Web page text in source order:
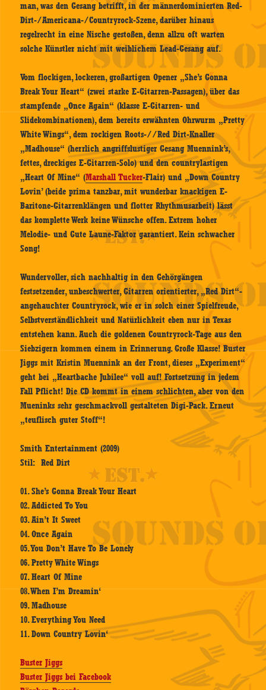
man, was den Gesang betrifft, in der männerdominierten Red-
Dirt-/Americana-/Countryrock-Szene, darüber hinaus
regelrecht in eine Nische gestoßen, denn allzu oft warten
solche Künstler nicht mit weiblichem Lead-Gesang auf.
Vom flockigen, lockeren, großartigen Opener „She’s Gonna
Break Your Heart“ (zwei starke E-Gitarren-Passagen), über das
stampfende „Once Again“ (klasse E-Gitarren- und
Slidekombinationen), dem bereits erwähnten Ohrwurm „Pretty
White Wings“, dem rockigen Roots-//Red Dirt-Knaller
„Madhouse“ (herrlich angriffslustiger Gesang Muennink’s,
fettes, dreckiges E-Gitarren-Solo) und den countrylastigen
„Heart Of Mine“ (Marshall Tucker-Flair) und „Down Country
Lovin’ (beide prima tanzbar, mit wunderbar knackigen E-
Baritone-Gitarrenklängen und flotter Rhythmusarbeit) lässt
das komplette Werk keine Wünsche offen. Extrem hoher
Melodie- und Gute Laune-Faktor garantiert. Kein schwacher
Song!
Wundervoller, sich nachhaltig in den Gehörgängen
festsetzender, unbeschwerter, Gitarren orientierter, „Red Dirt“-
angehauchter Countryrock, wie er in solch einer Spielfreude,
Selbstverständlichkeit und Natürlichkeit eben nur in Texas
entstehen kann. Auch die goldenen Countryrock-Tage aus den
Siebzigern kommen einem in Erinnerung. Große Klasse! Buster
Jiggs mit Kristin Muennink an der Front, dieses „Experiment“
geht bei „Heartbache Jubilee“ voll auf! Fortsetzung in jedem
Fall Pflicht! Die CD kommt in einem schlichten, aber von den
Mueninks sehr geschmackvoll gestalteten Digi-Pack. Erneut
„teuflisch guter Stoff“!
Smith Entertainment (2009)
Stil: Red Dirt
01. She’s Gonna Break Your Heart
02. Addicted To You
03. Ain’t It Sweet
04. Once Again
05. You Don’t Have To Be Lonely
06. Pretty White Wings
07. Heart Of Mine
08. When I’m Dreamin‘
09. Madhouse
10. Everything You Need
11. Down Country Lovin‘
Buster Jiggs
Buster Jiggs bei Facebook